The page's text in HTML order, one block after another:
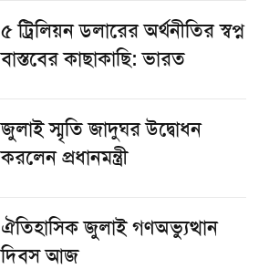
৫ ট্রিলিয়ন ডলারের অর্থনীতির স্বপ্ন
বাস্তবের কাছাকাছি: ভারত
জুলাই স্মৃতি জাদুঘর উদ্বোধন
করলেন প্রধানমন্ত্রী
ঐতিহাসিক জুলাই গণঅভ্যুত্থান
দিবস আজ